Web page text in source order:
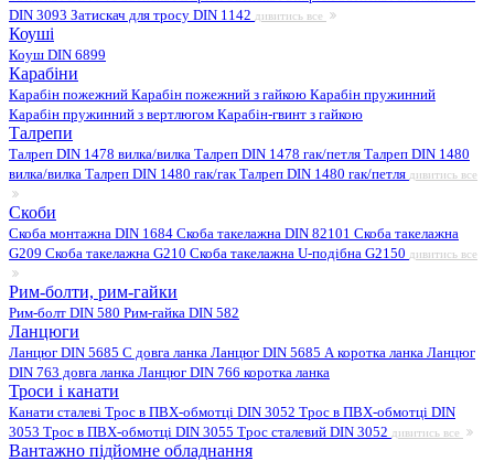
DIN 3093 Затискач для тросу DIN 1142 дивитись все
Коуші
Коуш DIN 6899
Карабіни
Карабін пожежний Карабін пожежний з гайкою Карабін пружинний
Карабін пружинний з вертлюгом Карабін-гвинт з гайкою
Талрепи
Талреп DIN 1478 вилка/вилка Талреп DIN 1478 гак/петля Талреп DIN 1480
вилка/вилка Талреп DIN 1480 гак/гакТалреп DIN 1480 гак/петля дивитись все
Скоби
Скоба монтажна DIN 1684 Скоба такелажна DIN 82101 Скоба такелажна
G209 Скоба такелажна G210 Скоба такелажна U-подібна G2150 дивитись все
Рим-болти, рим-гайки
Рим-болт DIN 580 Рим-гайка DIN 582
Ланцюги
Ланцюг DIN 5685 C довга ланка Ланцюг DIN 5685 А коротка ланка Ланцюг
DIN 763 довга ланка Ланцюг DIN 766 коротка ланка
Троси і канати
Канати сталеві Трос в ПВХ-обмотці DIN 3052 Трос в ПВХ-обмотці DIN
3053 Трос в ПВХ-обмотці DIN 3055 Трос сталевий DIN 3052 дивитись все
Вантажно підйомне обладнання